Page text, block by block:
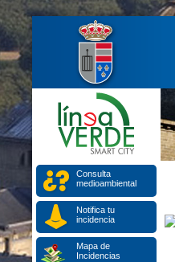
Consulta
medioambiental
Notifica tu
incidencia
Mapa de
Incidencias